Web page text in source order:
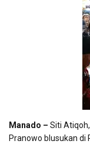
Manado – Siti
Pranowo blusukan